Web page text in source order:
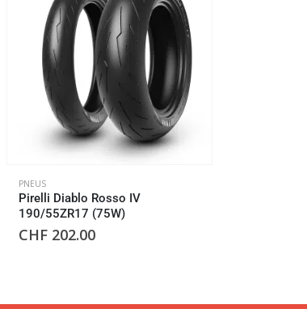
PNEUS
Pirelli Diablo Rosso IV
190/55ZR17 (75W)
CHF 202.00